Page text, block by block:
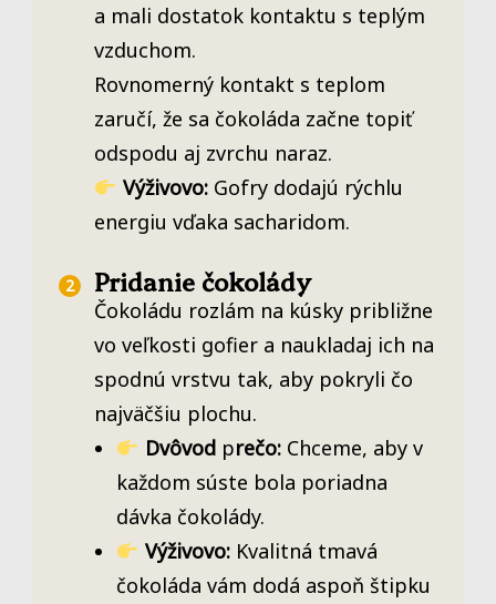
a mali dostatok kontaktu s teplým
vzduchom.
Rovnomerný kontakt s teplom
zaručí, že sa čokoláda začne topiť
odspodu aj zvrchu naraz.
Výživovo:Gofry dodajú rýchlu
energiu vďaka sacharidom.
Pridanie čokolády
Čokoládu rozlám na kúsky približne
vo veľkosti gofier a naukladaj ich na
spodnú vrstvu tak, aby pokryli čo
najväčšiu plochu.
Dvôvodprečo:Chceme, aby v
každom súste bola poriadna
dávka čokolády.
Výživovo:Kvalitná tmavá
čokoláda vám dodá aspoň štipku